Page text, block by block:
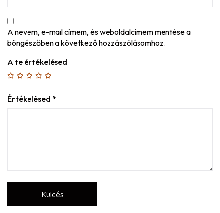
A nevem, e-mail címem, és weboldalcímem mentése a
böngészőben a következő hozzászólásomhoz.
A te értékelésed
Értékelésed *